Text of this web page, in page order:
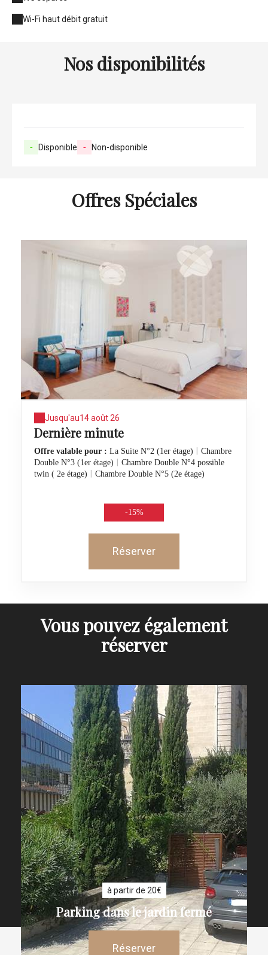
Wi-Fi haut débit gratuit
Nos disponibilités
- Disponible - Non-disponible
Offres Spéciales
Jusqu'au14 août 26
Dernière minute
Offre valable pour : La Suite N°2 (1er étage)
Chambre
Double N°3 (1er étage)
Chambre Double N°4 possible
twin ( 2e étage)
Chambre Double N°5 (2e étage)
-15%
Réserver
Vous pouvez également
réserver
à partir de 20€
Parking dans le jardin fermé
Réserver